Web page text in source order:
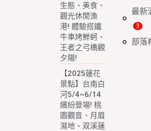
生態、美食、
觀光休閒漁
港! 體驗搭鐵
牛車烤鮮蚵、
王者之弓橋觀
夕陽!
【2025蓮花
景點】台南白
河5/4~6/14
繽紛登場! 桃
園觀音、月眉
濕地、双溪蓮
最新
部落